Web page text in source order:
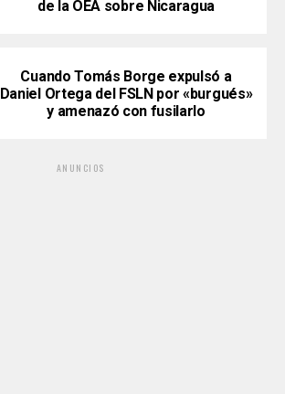
de la OEA sobre Nicaragua
Cuando Tomás Borge expulsó a
Daniel Ortega del FSLN por «burgués»
y amenazó con fusilarlo
ANUNCIOS